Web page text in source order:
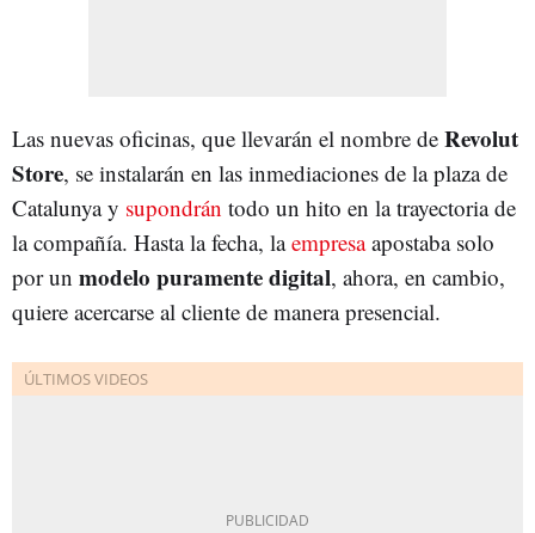
Las nuevas oficinas, que llevarán el nombre de Revolut
Store, se instalarán en las inmediaciones de la plaza de
Catalunya y supondrán todo un hito en la trayectoria de
la compañía. Hasta la fecha, laempresaapostaba solo
por un modelo puramente digital, ahora, en cambio,
quiere acercarse al cliente de manera presencial.